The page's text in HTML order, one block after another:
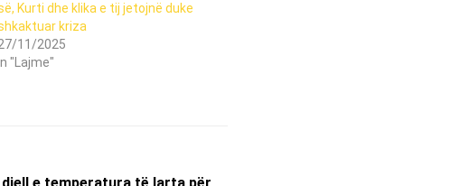
Kurti dhe klika e tij jetojnë duke
kriza
11/2025
In "Lajme"